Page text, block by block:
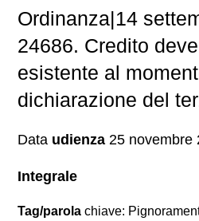
Ordinanza|14
24686. Credito
esistente al
dichiarazione del
Data udienza 25 novembre
Integrale
Tag/parola chiave: